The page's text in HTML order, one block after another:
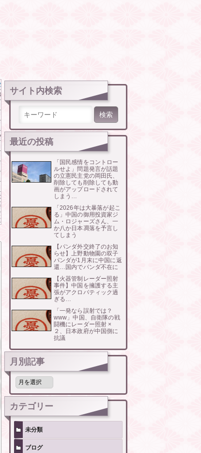
らそれかよ」と有権者を呆れさせるコメントを……
に聞く 李大統領に「政治利用」の過去
ｗ
ちら…」→「えっ？？？？？？」＝韓国の反応
されました」
韓国人が衝撃！」→「着々と進む最新鋭の防衛装備‥」
サイト内検索
最近の投稿
「国民感情をコントロー
ルせよ」問題発言が話題
の立憲民主党の岡田氏、
削除しても削除しても動
画がアップロードされて
しまう…
「2026年は大暴落が起こ
る」中国の御用投資家ジ
ム・ロジャーズさん、一
か八か日本凋落を予言し
てしまう
【パンダ外交終了のお知
らせ】上野動物園の双子
パンダが1月末に中国に返
還…国内でパンダ不在に
【火器管制レーダー照射
事件】中国を擁護する主
張がアクロバティック過
ぎる…
「一発なら誤射では？
www」中国、自衛隊の戦
闘機にレーダー照射 ×
２、日本政府が中国側に
抗議
月別記事
月
記
事
カテゴリー
未分類
ブログ